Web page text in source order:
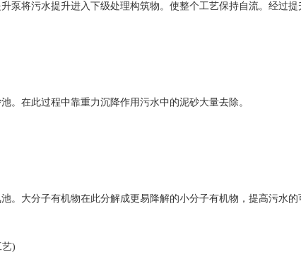
将污水提升进入下级处理构筑物。使整个工艺保持自流。经过提升
在此过程中靠重力沉降作用污水中的泥砂大量去除。
大分子有机物在此分解成更易降解的小分子有机物，提高污水的
)